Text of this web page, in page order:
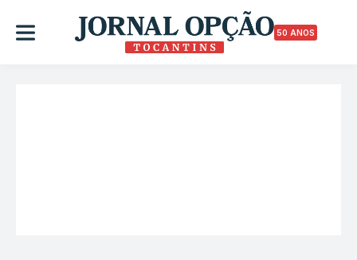
50 ANOS